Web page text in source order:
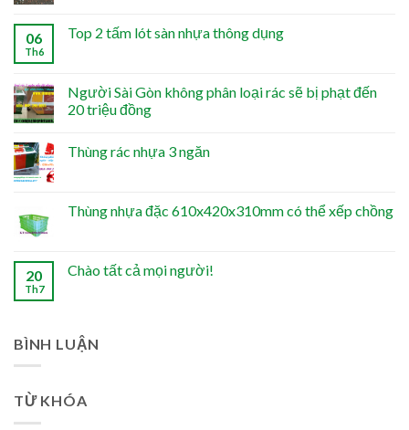
06
Th6
Top 2 tấm lót sàn nhựa thông dụng
Người Sài Gòn không phân loại rác sẽ bị phạt đến
20 triệu đồng
Thùng rác nhựa 3 ngăn
Thùng nhựa đặc 610x420x310mm có thể xếp chồng
20
Th7
Chào tất cả mọi người!
BÌNH LUẬN
TỪ KHÓA